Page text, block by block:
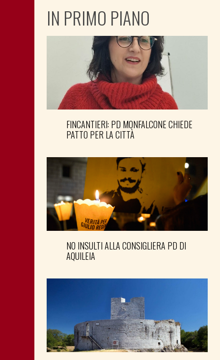
IN PRIMO PIANO
FINCANTIERI: PD MONFALCONE CHIEDE
PATTO PER LA CITTÀ
NO INSULTI ALLA CONSIGLIERA PD DI
AQUILEIA